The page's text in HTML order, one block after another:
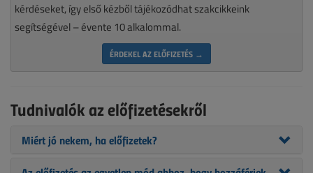
kérdéseket, így első kézből tájékozódhat szakcikkeink
segítségével – évente 10 alkalommal.
ÉRDEKEL AZ ELŐFIZETÉS →
Tudnivalók az előfizetésekről
Miért jó nekem, ha előfizetek?